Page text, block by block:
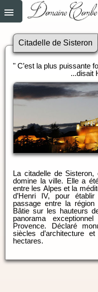
Citadelle de Sisteron
" C’est la plus puissante
...disait
La citadelle de
domine la ville. Elle a
entre les Alpes et la
d’Henri IV, pour
passage entre la
Bâtie sur les hauteurs
panorama
Provence. Déclaré
siècles d’architecture
hectares.